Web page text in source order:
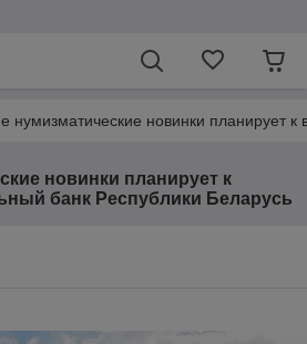
нумизматические новинки планирует
новинки планирует к
банк Республики Беларусь